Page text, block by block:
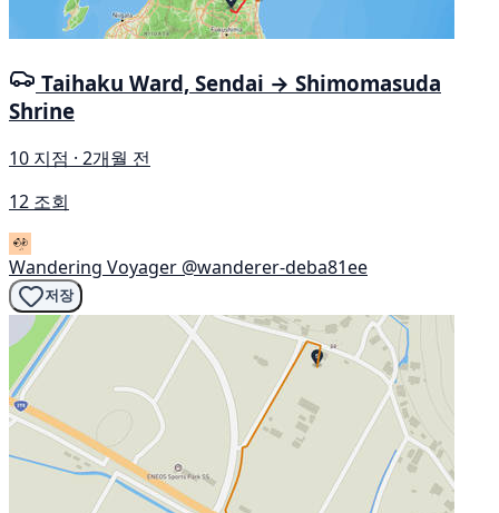
Taihaku Ward, Sendai → Shimomasuda
Shrine
10 지점 · 2개월 전
12 조회
Wandering Voyager @wanderer-deba81ee
저장